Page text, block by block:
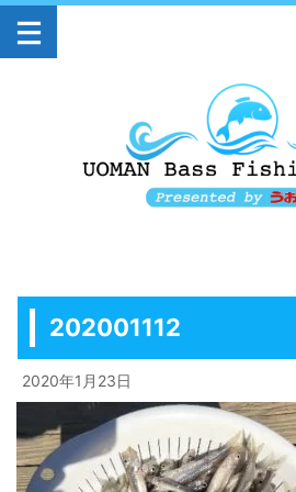
202001112
2020年1月23日